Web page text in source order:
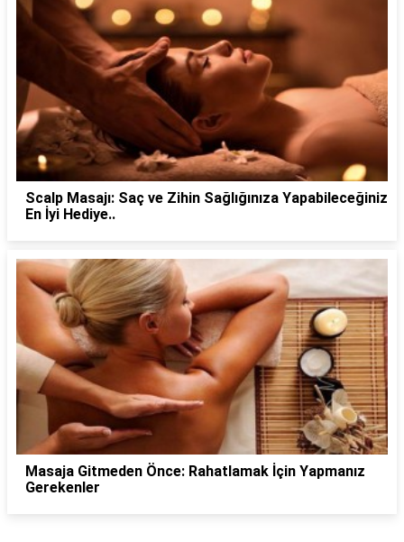
Scalp Masajı: Saç ve Zihin Sağlığınıza Yapabileceğiniz
En İyi Hediye..
Masaja Gitmeden Önce: Rahatlamak İçin Yapmanız
Gerekenler